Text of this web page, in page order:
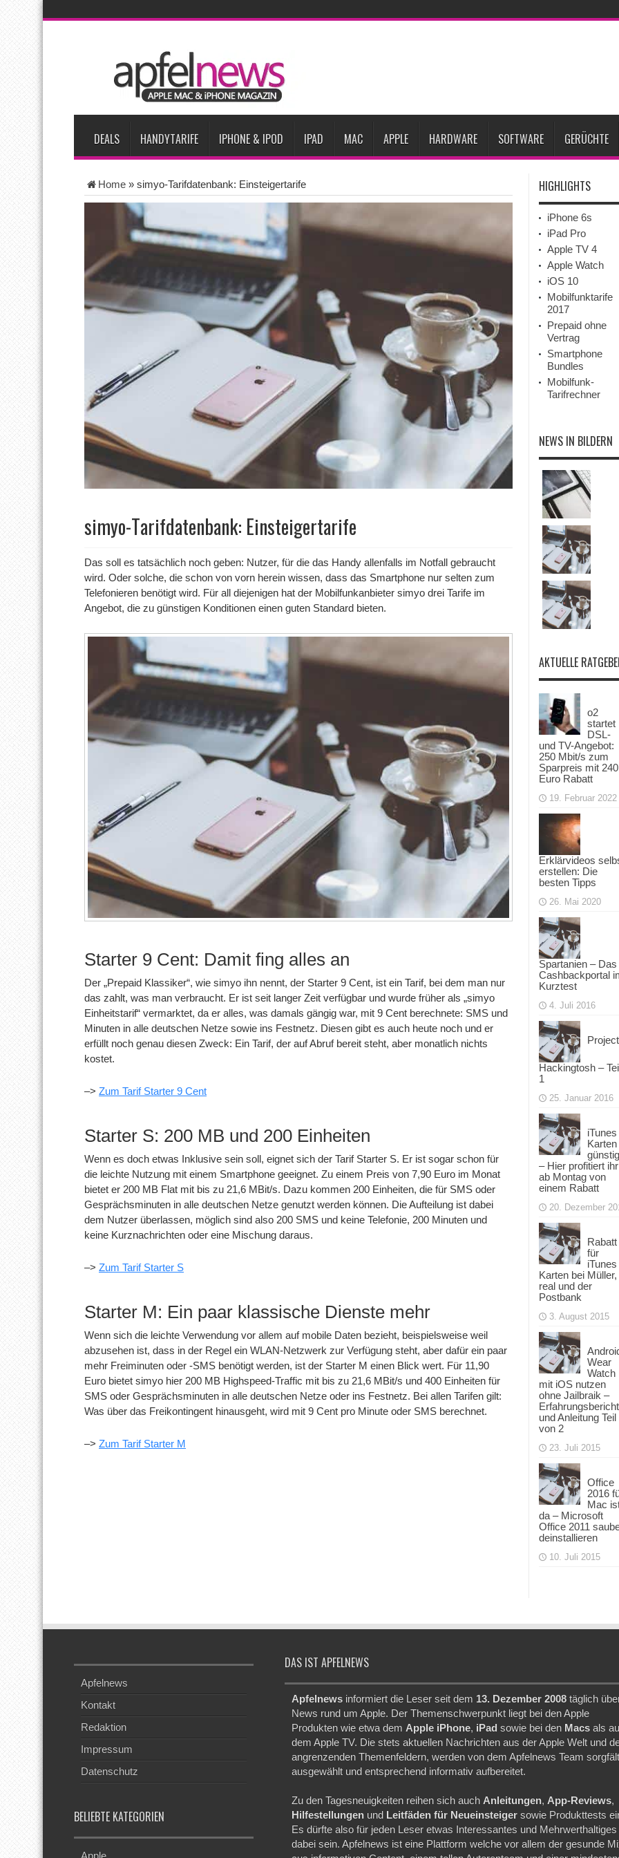
Apple beherrscht 65 Prozent des globalen Premium-Smartphone-Marktes
iPhone 18 Pro zum Marktstart möglicherweise nur begrenzt verfügbar
iPhone Ultra lässt Verkauf faltbarer Smartphones 2026 um 20 Prozent steigen
iPhone 18 Pro: Diese 3 großen Upgrades bringt das Top-Modell Apples Smartbrille könnte das nächste große Gesundheits-Gadget werden
DEALS HANDYTARIFE IPHONE & IPOD IPAD MAC APPLE HARDWARE SOFTWARE GERÜCHTE
Home » simyo-Tarifdatenbank: Einsteigertarife
simyo-Tarifdatenbank: Einsteigertarife
Das soll es tatsächlich noch geben: Nutzer, für die das Handy allenfalls im Notfall gebraucht
wird. Oder solche, die schon von vorn herein wissen, dass das Smartphone nur selten zum
Telefonieren benötigt wird. Für all diejenigen hat der Mobilfunkanbieter simyo drei Tarife im
Angebot, die zu günstigen Konditionen einen guten Standard bieten.
Starter 9 Cent: Damit fing alles an
Der „Prepaid Klassiker“, wie simyo ihn nennt, der Starter 9 Cent, ist ein Tarif, bei dem man nur
das zahlt, was man verbraucht. Er ist seit langer Zeit verfügbar und wurde früher als „simyo
Einheitstarif“ vermarktet, da er alles, was damals gängig war, mit 9 Cent berechnete: SMS und
Minuten in alle deutschen Netze sowie ins Festnetz. Diesen gibt es auch heute noch und er
erfüllt noch genau diesen Zweck: Ein Tarif, der auf Abruf bereit steht, aber monatlich nichts
kostet.
–> Zum Tarif Starter 9 Cent
Starter S: 200 MB und 200 Einheiten
Wenn es doch etwas Inklusive sein soll, eignet sich der Tarif Starter S. Er ist sogar schon für
die leichte Nutzung mit einem Smartphone geeignet. Zu einem Preis von 7,90 Euro im Monat
bietet er 200 MB Flat mit bis zu 21,6 MBit/s. Dazu kommen 200 Einheiten, die für SMS oder
Gesprächsminuten in alle deutschen Netze genutzt werden können. Die Aufteilung ist dabei
dem Nutzer überlassen, möglich sind also 200 SMS und keine Telefonie, 200 Minuten und
keine Kurznachrichten oder eine Mischung daraus.
–> Zum Tarif Starter S
Starter M: Ein paar klassische Dienste mehr
Wenn sich die leichte Verwendung vor allem auf mobile Daten bezieht, beispielsweise weil
abzusehen ist, dass in der Regel ein WLAN-Netzwerk zur Verfügung steht, aber dafür ein paar
mehr Freiminuten oder -SMS benötigt werden, ist der Starter M einen Blick wert. Für 11,90
Euro bietet simyo hier 200 MB Highspeed-Traffic mit bis zu 21,6 MBit/s und 400 Einheiten für
SMS oder Gesprächsminuten in alle deutschen Netze oder ins Festnetz. Bei allen Tarifen gilt:
Was über das Freikontingent hinausgeht, wird mit 9 Cent pro Minute oder SMS berechnet.
–> Zum Tarif Starter M
HIGHLIGHTS
iPhone 6s
iPad Pro
Apple TV 4
Apple Watch
iOS 10
Mobilfunktarife
2017
Prepaid ohne
Vertrag
Smartphone
Bundles
Mobilfunk-
Tarifrechner
NEWS IN BILDERN
AKTUELLE
o2
startet
DSL-
und TV-Angebot:
250 Mbit/s zum
Sparpreis mit 240
Euro Rabatt
19. Februar 2022
Erklärvideos
erstellen: Die
besten Tipps
26. Mai 2020
Spartanien – Das
Cashbackportal
Kurztest
4. Juli 2016
Project
Hackingtosh –
1
25. Januar 2016
iTunes
Karten
– Hier profitiert ihr
ab Montag von
einem Rabatt
20. Dezember
Rabatt
für
iTunes
Karten bei Müller,
real und der
Postbank
3. August 2015
Wear
Watch
mit iOS nutzen
ohne Jailbraik –
Erfahrungsbericht
und Anleitung Teil
von 2
23. Juli 2015
Office
2016
Mac
da – Microsoft
Office 2011
deinstallieren
10. Juli 2015
Apfelnews
Kontakt
Redaktion
Impressum
Datenschutz
BELIEBTE KATEGORIEN
Apple
DAS IST APFELNEWS
Apfelnews informiert die Leser seit dem 13. Dezember 2008 täglich
News rund um Apple. Der Themenschwerpunkt liegt bei den Apple
Produkten wie etwa dem Apple iPhone, iPad sowie bei den Macs als
dem Apple TV. Die stets aktuellen Nachrichten aus der Apple Welt und
angrenzenden Themenfeldern, werden von dem Apfelnews Team
ausgewählt und entsprechend informativ aufbereitet.
Zu den Tagesneuigkeiten reihen sich auch Anleitungen, App-Reviews,
Hilfestellungen und Leitfäden für Neueinsteiger sowie Produkttests
Es dürfte also für jeden Leser etwas Interessantes und Mehrwerthaltiges
dabei sein. Apfelnews ist eine Plattform welche vor allem der gesunde